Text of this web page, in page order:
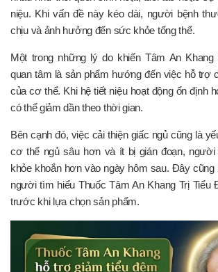
niệu. Khi vấn đề này kéo dài, người bệnh
chịu và ảnh hưởng đến sức khỏe tổng thể.
Một trong những lý do khiến Tâm An
quan tâm là sản phẩm hướng đến việc hỗ trợ
của cơ thể. Khi hệ tiết niệu hoạt động ổn định
có thể giảm dần theo thời gian.
Bên cạnh đó, việc cải thiện giấc ngủ cũng là
cơ thể ngủ sâu hơn và ít bị gián đoạn,
khỏe khoắn hơn vào ngày hôm sau. Đây cũng
người tìm hiểu Thuốc Tâm An Khang Trị Tiểu
trước khi lựa chọn sản phẩm.